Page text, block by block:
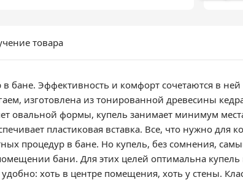
товара
бане. Эффективность и комфорт сочетаются в
изготовлена из тонированной древесины
овальной формы, купель занимает минимум
пластиковая вставка. Все, что нужно для
процедур в бане. Но купель, без сомнения,
бани. Для этих целей оптимальна
хоть в центре помещения, хоть у стены.